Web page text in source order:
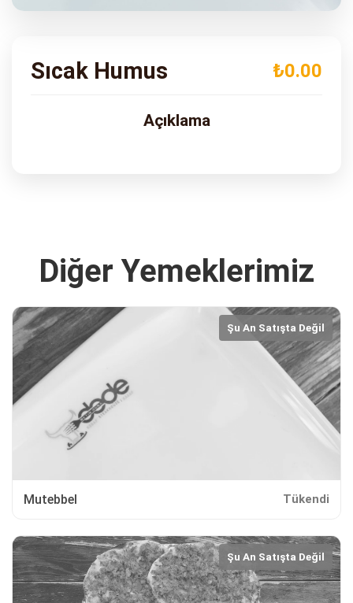
ADRES
Sıcak Humus ₺0.00
Açıklama
Diğer Yemeklerimiz
Şu An Satışta Değil
Mutebbel Tükendi
Şu An Satışta Değil